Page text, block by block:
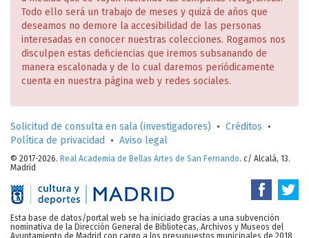
Todo ello será un trabajo de meses y quizá de años que
deseamos no demore la accesibilidad de las personas
interesadas en conocer nuestras colecciones. Rogamos nos
disculpen estas deficiencias que iremos subsanando de
manera escalonada y de lo cual daremos periódicamente
cuenta en nuestra página web y redes sociales.
Solicitud de consulta en sala (investigadores) • Créditos •
Política de privacidad
• Aviso legal
© 2017-2026. Real Academia de Bellas Artes de San Fernando. c/ Alcalá, 13.
Madrid
Esta base de datos/portal web se ha iniciado gracias a una subvención
nominativa de la Dirección General de Bibliotecas, Archivos y Museos del
Ayuntamiento de Madrid con cargo a los presupuestos municipales de 2018